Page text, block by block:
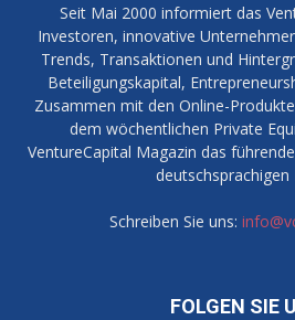
Seit Mai 2000 informiert das
Investoren, innovative
Trends, Transaktionen und
Beteiligungskapital,
Zusammen mit den Online-
dem wöchentlichen Private
VentureCapital Magazin das
deutschsprachigen
Schreiben Sie uns:
FOLGEN SIE